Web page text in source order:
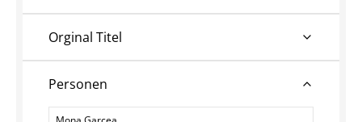
Orginal Titel
Personen
Personen